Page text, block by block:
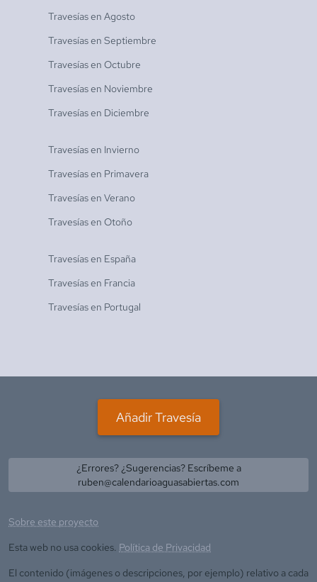
Travesías en Agosto
Travesías en Septiembre
Travesías en Octubre
Travesías en Noviembre
Travesías en Diciembre
Travesías en Invierno
Travesías en Primavera
Travesías en Verano
Travesías en Otoño
Travesías en España
Travesías en Francia
Travesías en Portugal
Añadir Travesía
¿Errores? ¿Sugerencias? Escríbeme a
ruben@calendarioaguasabiertas.com
Sobre este proyecto
Esta web no usa cookies. Política de Privacidad
El contenido (imágenes o descripciones, por ejemplo) relativo a cada